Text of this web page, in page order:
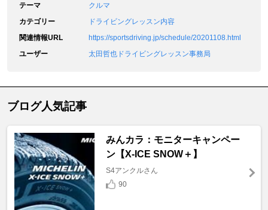
テーマ
クルマ
カテゴリー
ドライビングレッスン内容
関連情報URL
https://sportsdriving.jp/schedule/20201108.html
ユーザー
太田哲也ドライビングレッスン事務局
ブログ人気記事
みんカラ：モニターキャンペー
ン【X-ICE SNOW＋】
S4アンクルさん
90